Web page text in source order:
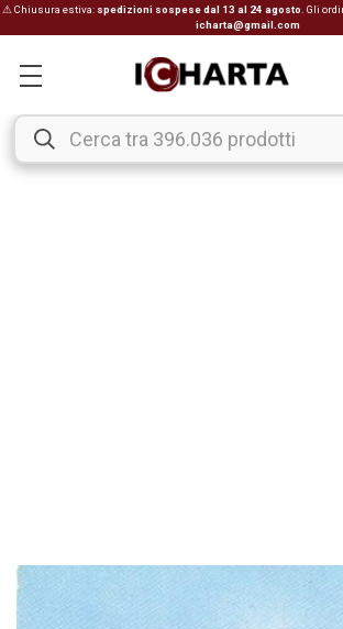
⚠ Chiusura estiva: spedizioni sospese dal 13 al 24 agosto . Gli
icharta@gmail.com